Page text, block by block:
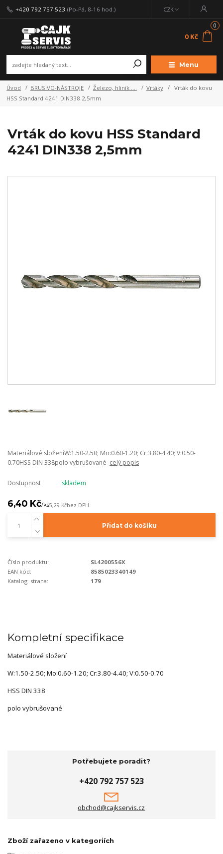
Menu
CZK
+420 792 757 523 (Po-Pá, 8-16 hod.)
0
0 Kč
Úvod BRUSIVO-NÁSTROJE Železo, hliník .... Vrtáky
Vrták do kovu
HSS Standard 4241 DIN338 2,5mm
Vrták do kovu HSS Standard
4241 DIN338 2,5mm
Materiálové složeníW:1.50-2.50; Mo:0.60-1.20; Cr:3.80-4.40; V:0.50-
0.70HSS DIN 338polo vybrušované celý popis
Dostupnost skladem
6,40 Kč/ks5,29 Kčbez DPH
Přidat do košíku
Číslo produktu:
SL4200556X
EAN kód:
8585023340149
Katalog. strana:
179
Kompletní specifikace
Materiálové složení
W:1.50-2.50; Mo:0.60-1.20; Cr:3.80-4.40; V:0.50-0.70
HSS DIN 338
polo vybrušované
Potřebujete poradit?
+420 792 757 523
obchod@cajkservis.cz
Zboží zařazeno v kategoriích